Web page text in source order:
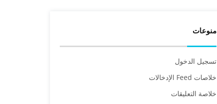
منوعات
تسجيل الدخول
خلاصات Feed الإدخالات
خلاصة التعليقات